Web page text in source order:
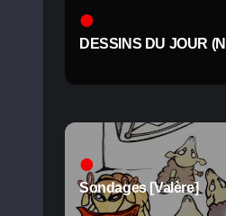
DESSINS DU JOUR
Sondages [Valère]